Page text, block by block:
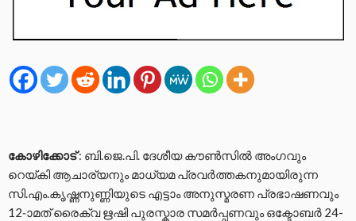
കോഴിക്കോട്: ബി.ജെ.പി. ദേശീയ കൗൺസിൽ അംഗവും
റെയ്കി ആചാര്യനും മാധ്യമ പ്രവർത്തകനുമായിരുന്ന
സി.എം.കൃഷ്ണനുണ്ണിയുടെ എട്ടാം അനുസ്മരണ പ്രഭാഷണവും
12-ാമത് രൈക്വ ഋഷി പുരസ്കാര സമർപ്പണവും ഒക്ടോബർ 24-